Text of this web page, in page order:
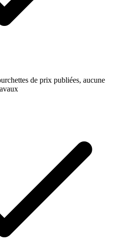
de prix publiées, aucune